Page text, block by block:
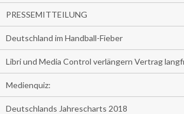
PRESSEMITTEILUNG
Deutschland im Handball-Fieber
Libri und Media Control verlängern Vertrag
Medienquiz:
Deutschlands Jahrescharts 2018